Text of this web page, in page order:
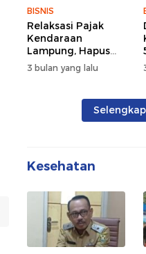
BISNIS
Relaksasi Pajak
Kendaraan
Lampung, Hapus
Denda dan Beri
Diskon BBN
3 bulan yang lalu
Kesehatan